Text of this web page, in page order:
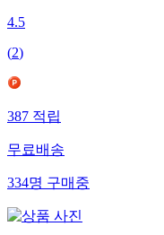
4.5
(2)
387 적립
무료배송
334명 구매중